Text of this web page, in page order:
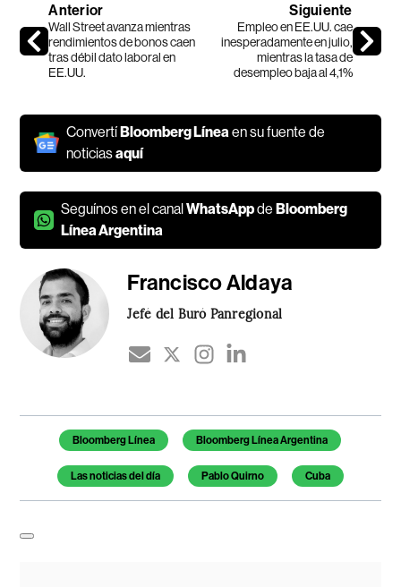
Anterior
Wall Street avanza mientras
rendimientos de bonos caen
tras débil dato laboral en
EE.UU.
Siguiente
Empleo en EE.UU. cae
inesperadamente en julio,
mientras la tasa de
desempleo baja al 4,1%
ConvertíBloomberg Línea en su fuente de
noticiasaquí
Seguínos en el canalWhatsAppdeBloomberg
Línea Argentina
Francisco Aldaya
Jefé del Buró Panregional
Temas de este artículo
Bloomberg Línea Bloomberg Línea Argentina
Las noticias del día Pablo Quirno Cuba